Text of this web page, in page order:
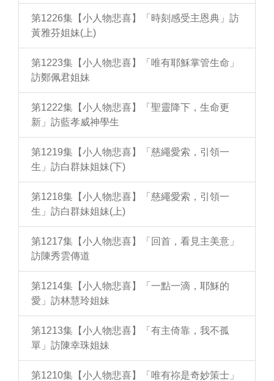
第1226集【小人物悲喜】「時刻感受主恩典」訪
黃雅芬姐妹(上)
第1223集【小人物悲喜】「唯有耶穌掌管生命」
訪鄭佩君姐妹
第1222集【小人物悲喜】「聖靈降下，生命更
新」訪藍孝威神學生
第1219集【小人物悲喜】「慈繩愛索，引領一
生」訪白群妹姐妹(下)
第1218集【小人物悲喜】「慈繩愛索，引領一
生」訪白群妹姐妹(上)
第1217集【小人物悲喜】「回首，看見主美意」
訪陳秀雲傳道
第1214集【小人物悲喜】「一點一滴，耶穌的
愛」訪林慧玲姐妹
第1213集【小人物悲喜】「有主倚靠，我不孤
單」訪陳幸珠姐妹
第1210集【小人物悲喜】「唯有祢是奇妙策士」